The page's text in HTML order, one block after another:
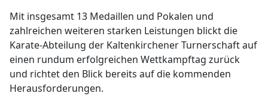
Mit insgesamt 13 Medaillen und Pokalen und
zahlreichen weiteren starken Leistungen blickt die
Karate-Abteilung der Kaltenkirchener Turnerschaft auf
einen rundum erfolgreichen Wettkampftag zurück
und richtet den Blick bereits auf die kommenden
Herausforderungen.